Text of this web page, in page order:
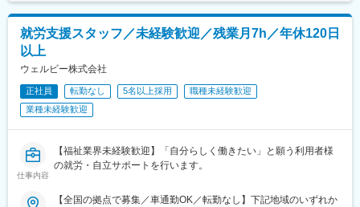
六甲駅、富雄駅、横川駅、小網町駅、吉塚駅、茶山駅(福岡県)、九
通り駅、代々木八幡駅、立場駅
就労支援スタッフ／未経験歓迎／残業月7h／年休120日
以上
ウェルビー株式会社
正社員 転勤なし 5名以上採用
職種未経験歓迎
業種未経験歓迎
仕事内容
【福祉業界未経験歓迎】「自分らしく働きたい」と願う利用者様
の就労・自立サポートを行います。
【全国の拠点で募集／車通勤OK／転勤なし】下記地域のいずれか